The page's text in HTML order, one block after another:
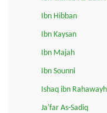
Ibn Hibban
Ibn Kaysan
Ibn Majah
Ibn Sounni
Ishaq ibn Rahawayh
Ja'far As-Sadiq